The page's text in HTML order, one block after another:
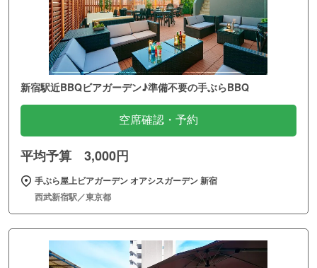
新宿駅近BBQビアガーデン♪準備不要の手ぶらBBQ
空席確認・予約
平均予算 3,000円
手ぶら屋上ビアガーデン オアシスガーデン 新宿
西武新宿駅／東京都